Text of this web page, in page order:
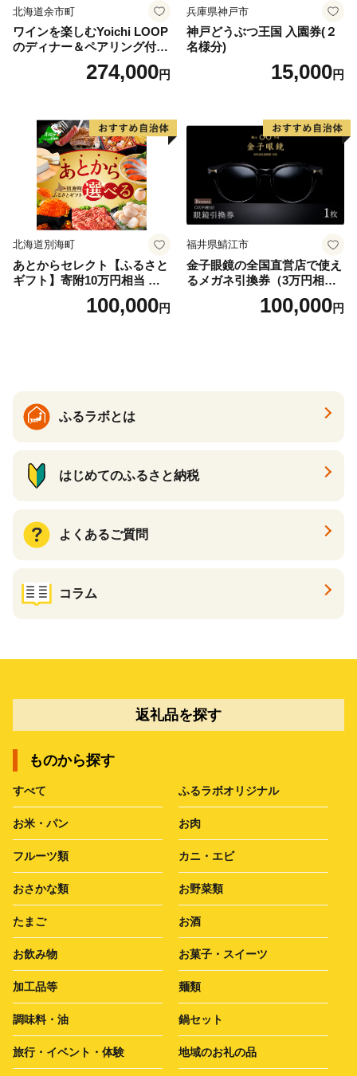
北海道余市町
ワインを楽しむYoichi LOOP
のディナー＆ペアリング付宿
泊プラン＜デラックスツイン
274,000円
兵庫県神戸市
神戸どうぶつ王国 入園券(２
名様分)
15,000円
北海道別海町
あとからセレクト【ふるさと
ギフト】寄附10万円相当 あ
とから選べる！ ギフト いく
ら ほたて 海鮮 牛肉 別海町
ギフト ふるさと納税 ）
100,000円
福井県鯖江市
金子眼鏡の全国直営店で使え
るメガネ引換券（3万円相
100,000円
ふるラボとは
はじめてのふるさと納税
よくあるご質問
コラム
返礼品を探す
ものから探す
すべて ふるラボオリジナル
お米・パン お肉
フルーツ類 カニ・エビ
おさかな類 お野菜類
たまご お酒
お飲み物 お菓子・スイーツ
加工品等 麺類
調味料・油 鍋セット
旅行・イベント・体験 地域のお礼の品